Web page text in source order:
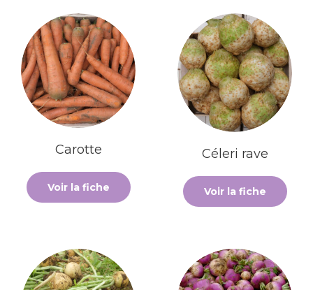
Carotte
Voir la fiche
Céleri rave
Voir la fiche